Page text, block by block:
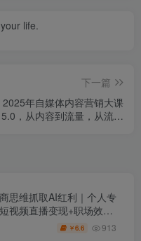
life.
下一篇
2025年自媒体内容营销大课
5.0，从内容到流量，从流量
思维抓取AI红利｜个人专
视频直播变现+职场效率
￥6.6 913